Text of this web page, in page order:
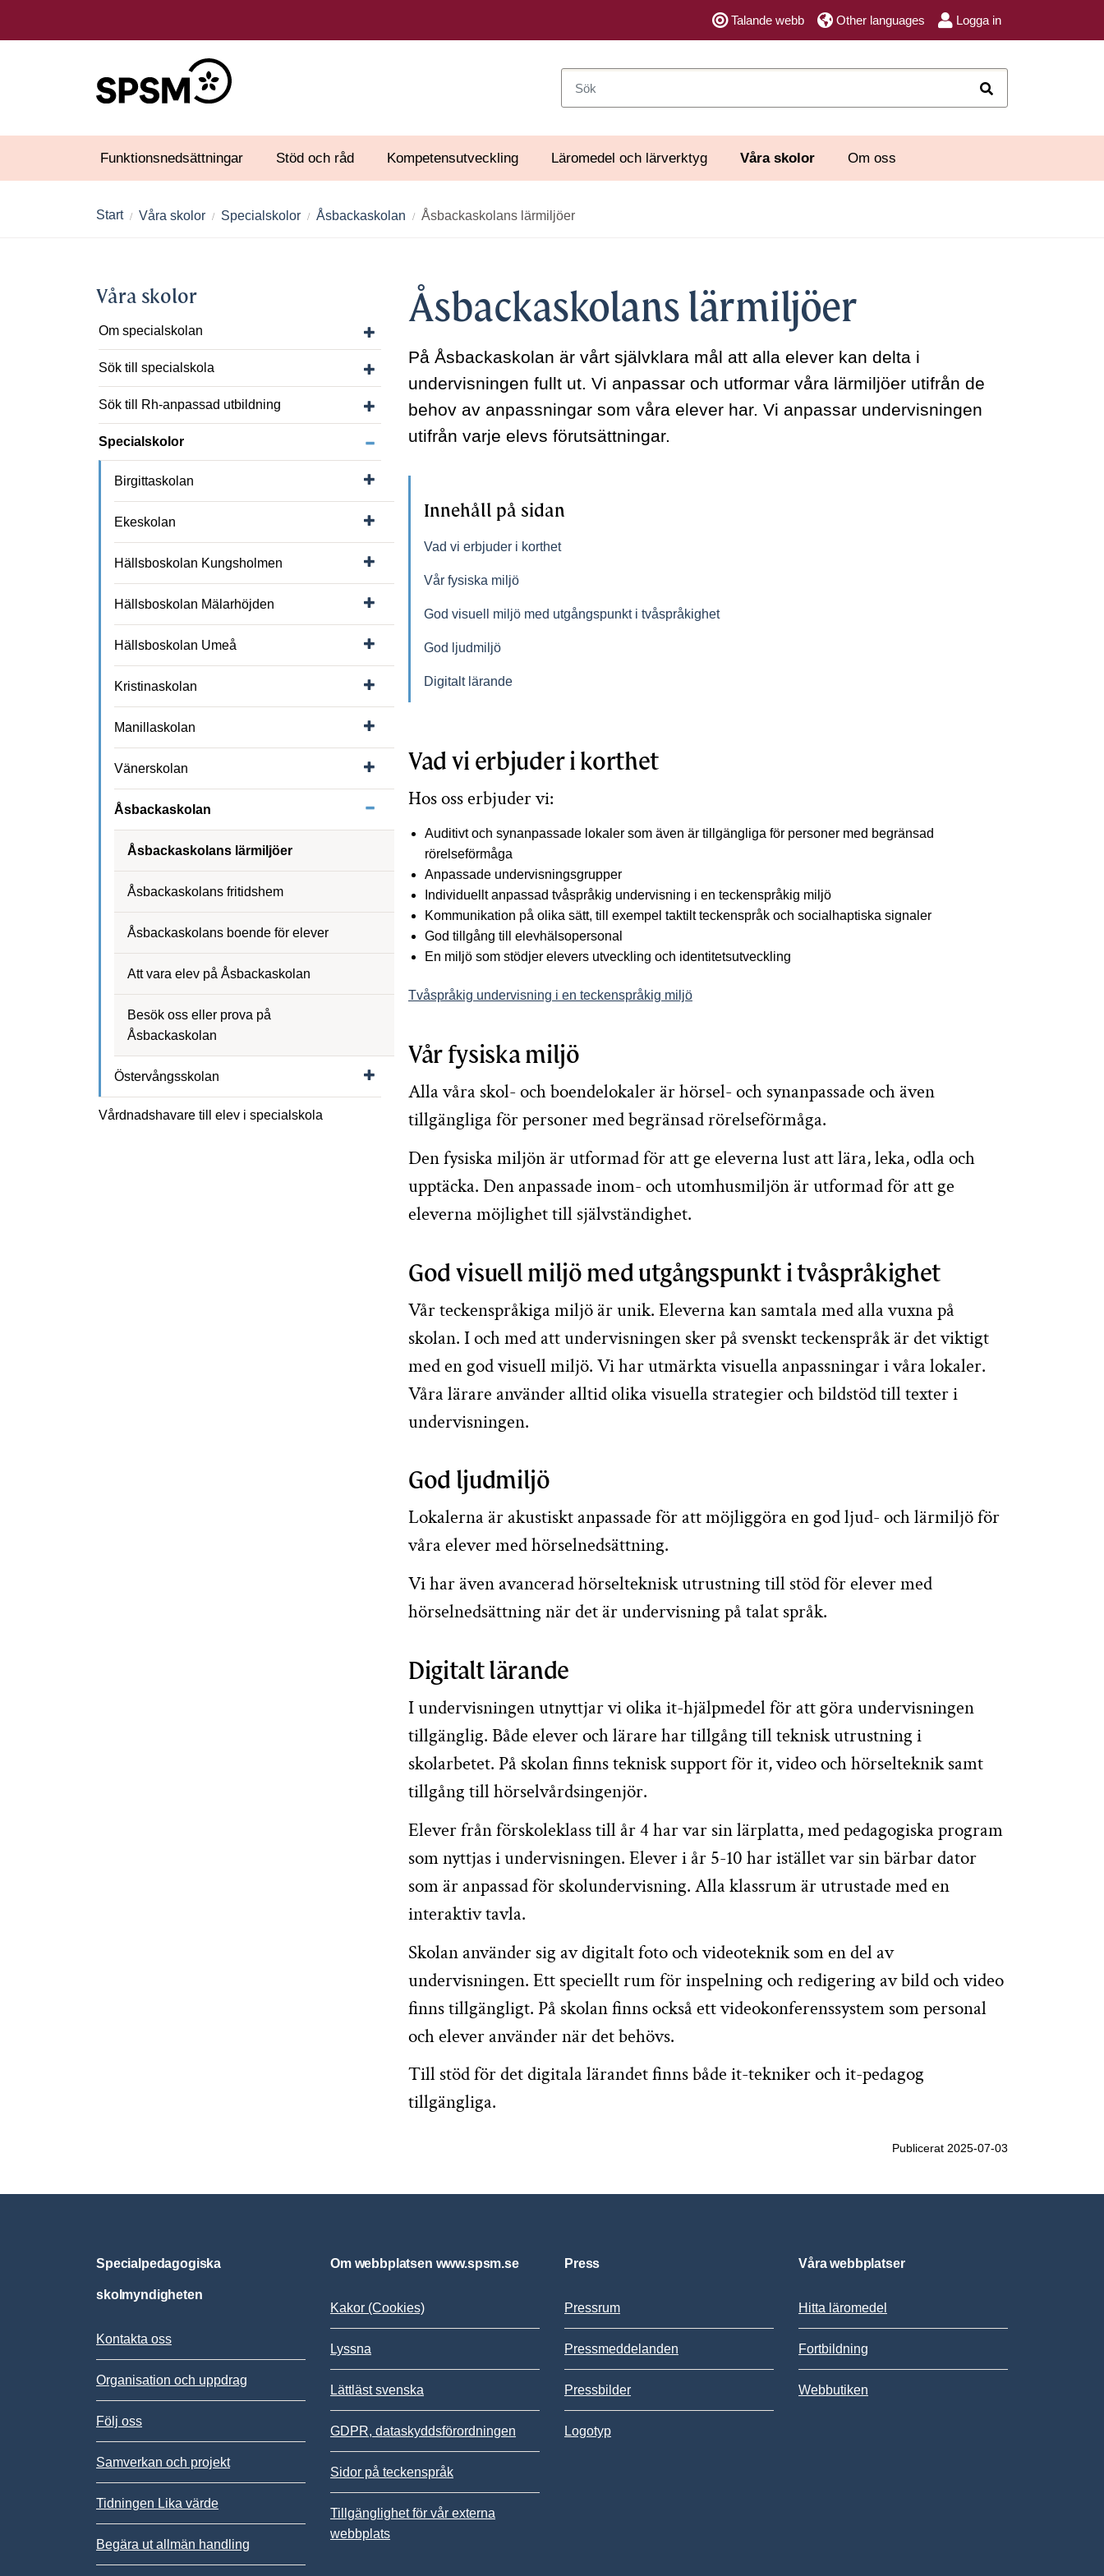
Talande webb Other languages Logga in
Funktionsnedsättningar Stöd och råd Kompetensutveckling Läromedel och lärverktyg Våra skolor Om oss
Start Våra skolor Specialskolor Åsbackaskolan Åsbackaskolans lärmiljöer
Våra skolor
Om specialskolan
Visa/dölj undersidor till Om specialskolan
Sök till specialskola
Visa/dölj undersidor till Sök till specialskola
Sök till Rh-anpassad utbildning
Visa/dölj undersidor till Sök till Rh-anpassad utbildning
Specialskolor
Visa/dölj undersidor till Specialskolor
Birgittaskolan
Visa/dölj undersidor till Birgittaskolan
Ekeskolan
Visa/dölj undersidor till Ekeskolan
Hällsboskolan Kungsholmen
Visa/dölj undersidor till Hällsboskolan Kungsholmen
Hällsboskolan Mälarhöjden
Visa/dölj undersidor till Hällsboskolan Mälarhöjden
Hällsboskolan Umeå
Visa/dölj undersidor till Hällsboskolan Umeå
Kristinaskolan
Visa/dölj undersidor till Kristinaskolan
Manillaskolan
Visa/dölj undersidor till Manillaskolan
Vänerskolan
Visa/dölj undersidor till Vänerskolan
Åsbackaskolan
Visa/dölj undersidor till Åsbackaskolan
Åsbackaskolans lärmiljöer
Åsbackaskolans fritidshem
Åsbackaskolans boende för elever
Att vara elev på Åsbackaskolan
Besök oss eller prova på
Åsbackaskolan
Östervångsskolan
Visa/dölj undersidor till Östervångsskolan
Vårdnadshavare till elev i specialskola
Åsbackaskolans lärmiljöer
På Åsbackaskolan är vårt självklara mål att alla elever kan delta i
undervisningen fullt ut. Vi anpassar och utformar våra lärmiljöer utifrån de
behov av anpassningar som våra elever har. Vi anpassar undervisningen
utifrån varje elevs förutsättningar.
Innehåll på sidan
Vad vi erbjuder i korthet
Vår fysiska miljö
God visuell miljö med utgångspunkt i tvåspråkighet
God ljudmiljö
Digitalt lärande
Vad vi erbjuder i korthet
Hos oss erbjuder vi:
Auditivt och synanpassade lokaler som även är tillgängliga för personer med begränsad
rörelseförmåga
Anpassade undervisningsgrupper
Individuellt anpassad tvåspråkig undervisning i en teckenspråkig miljö
Kommunikation på olika sätt, till exempel taktilt teckenspråk och socialhaptiska signaler
God tillgång till elevhälsopersonal
En miljö som stödjer elevers utveckling och identitetsutveckling
Tvåspråkig undervisning i en teckenspråkig miljö
Vår fysiska miljö
Alla våra skol- och boendelokaler är hörsel- och synanpassade och även
tillgängliga för personer med begränsad rörelseförmåga.
Den fysiska miljön är utformad för att ge eleverna lust att lära, leka, odla och
upptäcka. Den anpassade inom- och utomhusmiljön är utformad för att ge
eleverna möjlighet till självständighet.
God visuell miljö med utgångspunkt i tvåspråkighet
Vår teckenspråkiga miljö är unik. Eleverna kan samtala med alla vuxna på
skolan. I och med att undervisningen sker på svenskt teckenspråk är det viktigt
med en god visuell miljö. Vi har utmärkta visuella anpassningar i våra lokaler.
Våra lärare använder alltid olika visuella strategier och bildstöd till texter i
undervisningen.
God ljudmiljö
Lokalerna är akustiskt anpassade för att möjliggöra en god ljud- och lärmiljö för
våra elever med hörselnedsättning.
Vi har även avancerad hörselteknisk utrustning till stöd för elever med
hörselnedsättning när det är undervisning på talat språk.
Digitalt lärande
I undervisningen utnyttjar vi olika it-hjälpmedel för att göra undervisningen
tillgänglig. Både elever och lärare har tillgång till teknisk utrustning i
skolarbetet. På skolan finns teknisk support för it, video och hörselteknik samt
tillgång till hörselvårdsingenjör.
Elever från förskoleklass till år 4 har var sin lärplatta, med pedagogiska program
som nyttjas i undervisningen. Elever i år 5-10 har istället var sin bärbar dator
som är anpassad för skolundervisning. Alla klassrum är utrustade med en
interaktiv tavla.
Skolan använder sig av digitalt foto och videoteknik som en del av
undervisningen. Ett speciellt rum för inspelning och redigering av bild och video
finns tillgängligt. På skolan finns också ett videokonferenssystem som personal
och elever använder när det behövs.
Till stöd för det digitala lärandet finns både it-tekniker och it-pedagog
tillgängliga.
Publicerat 2025-07-03
Specialpedagogiska
skolmyndigheten
Kontakta oss
Organisation och uppdrag
Följ oss
Samverkan och projekt
Tidningen Lika värde
Begära ut allmän handling
Om webbplatsen www.spsm.se
Kakor (Cookies)
Lyssna
Lättläst svenska
GDPR, dataskyddsförordningen
Sidor på teckenspråk
Tillgänglighet för vår externa
webbplats
Press
Pressrum
Pressmeddelanden
Pressbilder
Logotyp
Våra webbplatser
Hitta läromedel
Fortbildning
Webbutiken